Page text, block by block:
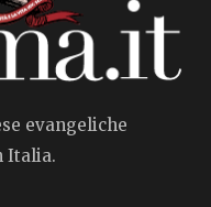
evangeliche
Italia.